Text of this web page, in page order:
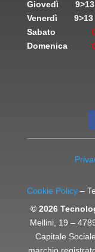
Giovedì 9>13
Venerdì 9>13
Sabato
Domenica
Cookie Policy–
© 2026
Mellini, 19 –
Capitale